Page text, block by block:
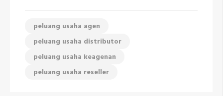
peluang usaha agen
peluang usaha distributor
peluang usaha keagenan
peluang usaha reseller